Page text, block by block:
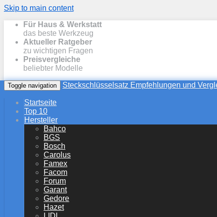
Skip to main content
Für Haus & Werkstatt
das beste Werkzeug
Aktueller Ratgeber
zu wichtigen Fragen
Preisvergleiche
beliebter Modelle
Toggle navigation Steckschlüsselsatz Empfehlungen und
Startseite
Top 10
Hersteller
Bahco
BGS
Bosch
Carolus
Famex
Facom
Forum
Garant
Gedore
Hazet